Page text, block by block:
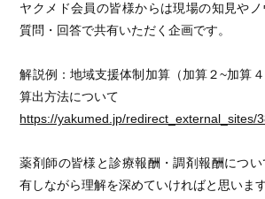
ヤクメド会員の皆様からは現場の知見や
質問・回答で共有いただく企画です。
解説例：地域支援体制加算（加算２~加算
算出方法について
https://yakumed.jp/redirect_external_sites/
薬剤師の皆様と診療報酬・調剤報酬につ
有しながら理解を深めていければと思います